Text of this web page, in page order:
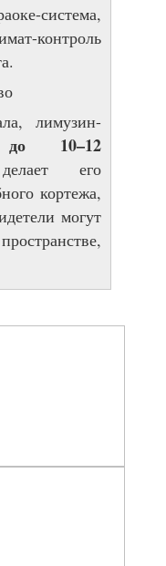
система,
контроль
лимузин-
до 10–12
его
кортежа,
могут